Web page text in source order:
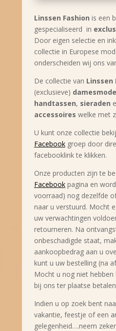
Linssen Fashion is een
gespecialiseerd in
Door eigen selectie en
collectie in Europese
onderscheiden wij ons
De collectie van Linssen
(exclusieve) damesmode
handtassen, sieraden
accessoires welke met
U kunt onze collectie
Facebookgroep door
facebooklink te klikken.
Onze producten zijn te
Facebookpagina en
voorraad) nog dezelfde
naar u verstuurd. Mocht
uw verwachtingen
retourneren. Na
onbeschadigde staat,
aankoopbedrag aan u
kunt u uw bestelling (na
Mocht u nog niet hebben
bij ons ter plaatse
Indien u op zoek bent
vakantie, feestje of een
gelegenheid….neem